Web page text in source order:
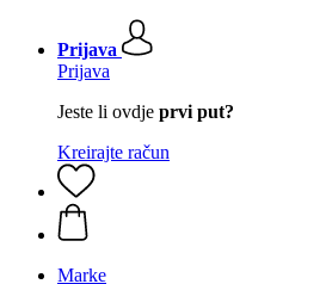
Prijava
Prijava
Jeste li ovdje prvi put?
Kreirajte račun
Marke